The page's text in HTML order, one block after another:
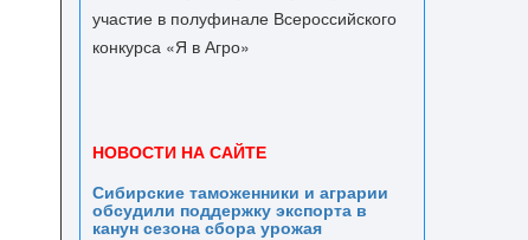
НОВОСТИ НА САЙТЕ
Сибирские таможенники и аграрии
обсудили поддержку экспорта в
канун сезона сбора урожая